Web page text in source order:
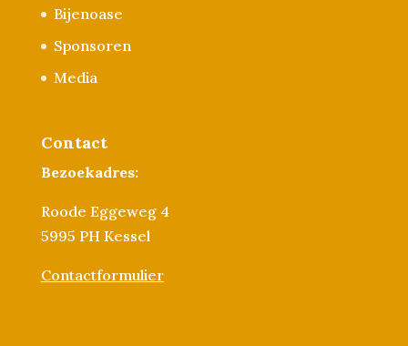
Bijenoase
Sponsoren
Media
Contact
Bezoekadres:
Roode Eggeweg 4
5995 PH Kessel
Contactformulier